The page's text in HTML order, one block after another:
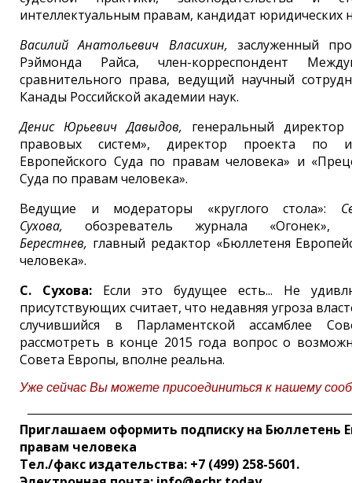
интеллектуальным правам, кандидат юридических
Василий Анатольевич Власихин, заслуженный
Рэймонда Райса, член-корреспондент
сравнительного права, ведущий научный
Канады Российской академии наук.
Денис Юрьевич Давыдов, генеральный
правовых систем», директор проекта по
Европейского Суда по правам человека» и
Суда по правам человека».
Ведущие и модераторы «круглого стола»:
Сухова, обозреватель журнала
Берестнев, главный редактор «Бюллетеня
человека».
С. Сухова:Если это будущее есть... Не
присутствующих считает, что недавняя угроза
случившийся в Парламентской ассамблее
рассмотреть в конце 2015 года вопрос о
Совета Европы, вполне реальна.
Уже сейчас Вы можете присоединиться к нашему
Приглашаем оформить подписку на Бюллетень
правам человека
Тел./факс издательства: +7 (499) 258-5601.